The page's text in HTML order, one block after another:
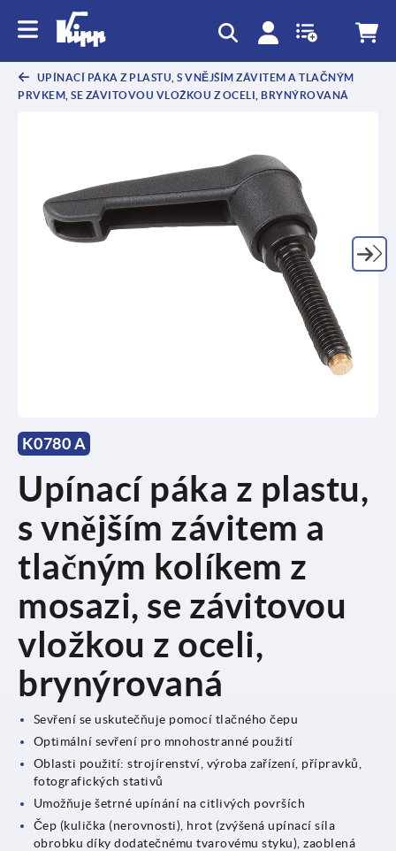
UPÍNACÍ PÁKA Z PLASTU, S VNĚJŠÍM ZÁVITEM A TLAČNÝM
PRVKEM, SE ZÁVITOVOU VLOŽKOU Z OCELI, BRYNÝROVANÁ
K0780 A
Upínací páka z plastu,
s vnějším závitem a
tlačným kolíkem z
mosazi, se závitovou
vložkou z oceli,
brynýrovaná
Sevření se uskutečňuje pomocí tlačného čepu
Optimální sevření pro mnohostranné použití
Oblasti použití: strojírenství, výroba zařízení, přípravků,
fotografických stativů
Umožňuje šetrné upínání na citlivých površích
Čep (kulička (nerovnosti), hrot (zvýšená upínací síla
obrobku díky dodatečnému tvarovému styku), zaoblená